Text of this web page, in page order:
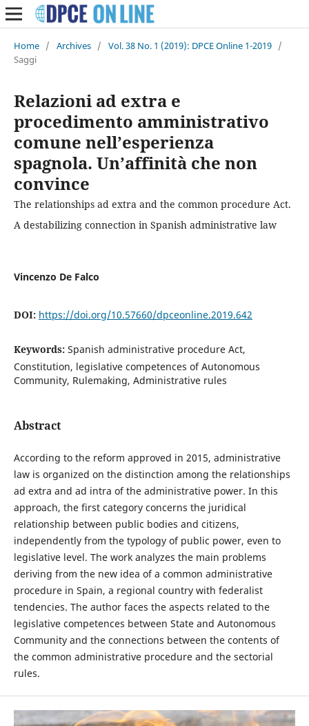
Home / Archives / Vol. 38 No. 1 (2019): DPCE Online 1-2019 /
Saggi
Relazioni ad extra e
procedimento amministrativo
comune nell’esperienza
spagnola. Un’affinità che non
convince
The relationships ad extra and the common procedure Act.
A destabilizing connection in Spanish administrative law
Vincenzo De Falco
DOI: https://doi.org/10.57660/dpceonline.2019.642
Keywords: Spanish administrative procedure Act,
Constitution, legislative competences of Autonomous
Community, Rulemaking, Administrative rules
Abstract
According to the reform approved in 2015, administrative
law is organized on the distinction among the relationships
ad extra and ad intra of the administrative power. In this
approach, the first category concerns the juridical
relationship between public bodies and citizens,
independently from the typology of public power, even to
legislative level. The work analyzes the main problems
deriving from the new idea of a common administrative
procedure in Spain, a regional country with federalist
tendencies. The author faces the aspects related to the
legislative competences between State and Autonomous
Community and the connections between the contents of
the common administrative procedure and the sectorial
rules.